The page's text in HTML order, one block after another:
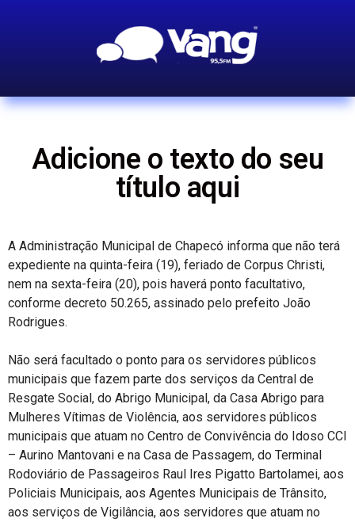
Adicione o texto do seu
título aqui
A Administração Municipal de Chapecó informa que não terá
expediente na quinta-feira (19), feriado de Corpus Christi,
nem na sexta-feira (20), pois haverá ponto facultativo,
conforme decreto 50.265, assinado pelo prefeito João
Rodrigues.
Não será facultado o ponto para os servidores públicos
municipais que fazem parte dos serviços da Central de
Resgate Social, do Abrigo Municipal, da Casa Abrigo para
Mulheres Vítimas de Violência, aos servidores públicos
municipais que atuam no Centro de Convivência do Idoso CCI
– Aurino Mantovani e na Casa de Passagem, do Terminal
Rodoviário de Passageiros Raul Ires Pigatto Bartolamei, aos
Policiais Municipais, aos Agentes Municipais de Trânsito,
aos serviços de Vigilância, aos servidores que atuam no